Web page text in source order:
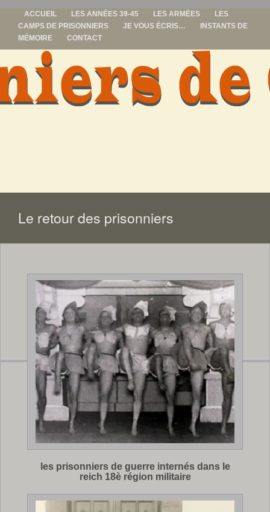
ACCUEIL LES ANNÉES 39-45 LES ARMÉES
LES
CAMPS DE PRISONNIERS
JE VOUS ÉCRIS…
INSTANTS DE
MÉMOIRE
CONTACT
prisonniers de
Le retour des prisonniers
les prisonniers de guerre internés dans le
reich 18è région militaire